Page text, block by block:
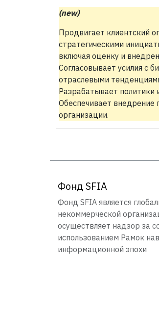
(new)
Продвигает клиентский
стратегическими
включая оценку и
Согласовывает усилия с
отраслевыми
Разрабатывает политики
Обеспечивает внедрение
организации.
Фонд SFIA
Фонд SFIA является
некоммерческой
осуществляет надзор за
использованием Рамок
информационной эпохи